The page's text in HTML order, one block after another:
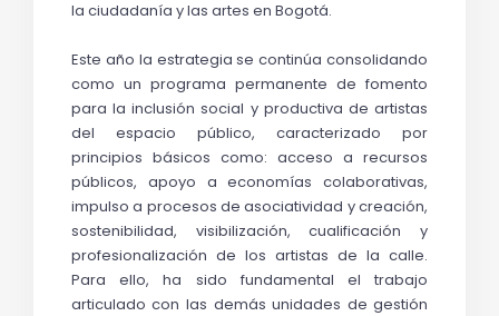
la ciudadanía y las artes en Bogotá.
Este año la estrategia se continúa consolidando
como un programa permanente de fomento
para la inclusión social y productiva de artistas
del espacio público, caracterizado por
principios básicos como: acceso a recursos
públicos, apoyo a economías colaborativas,
impulso a procesos de asociatividad y creación,
sostenibilidad, visibilización, cualificación y
profesionalización de los artistas de la calle.
Para ello, ha sido fundamental el trabajo
articulado con las demás unidades de gestión